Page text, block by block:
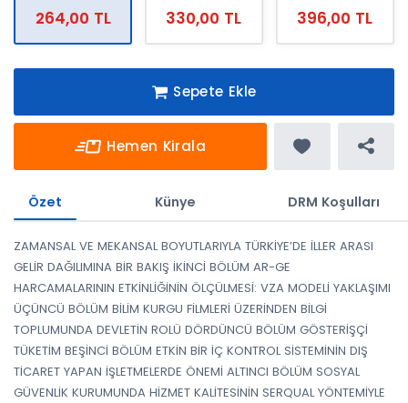
264,00 TL 330,00 TL 396,00 TL
Sepete Ekle
Hemen Kirala
Özet Künye DRM Koşulları
ZAMANSAL VE MEKANSAL BOYUTLARIYLA TÜRKİYE’DE İLLER ARASI
GELİR DAĞILIMINA BİR BAKIŞ İKİNCİ BÖLÜM AR-GE
HARCAMALARININ ETKİNLİĞİNİN ÖLÇÜLMESİ: VZA MODELİ YAKLAŞIMI
ÜÇÜNCÜ BÖLÜM BİLİM KURGU FİLMLERİ ÜZERİNDEN BİLGİ
TOPLUMUNDA DEVLETİN ROLÜ DÖRDÜNCÜ BÖLÜM GÖSTERİŞÇİ
TÜKETİM BEŞİNCİ BÖLÜM ETKİN BİR İÇ KONTROL SİSTEMİNİN DIŞ
TİCARET YAPAN İŞLETMELERDE ÖNEMİ ALTINCI BÖLÜM SOSYAL
GÜVENLİK KURUMUNDA HİZMET KALİTESİNİN SERQUAL YÖNTEMİYLE